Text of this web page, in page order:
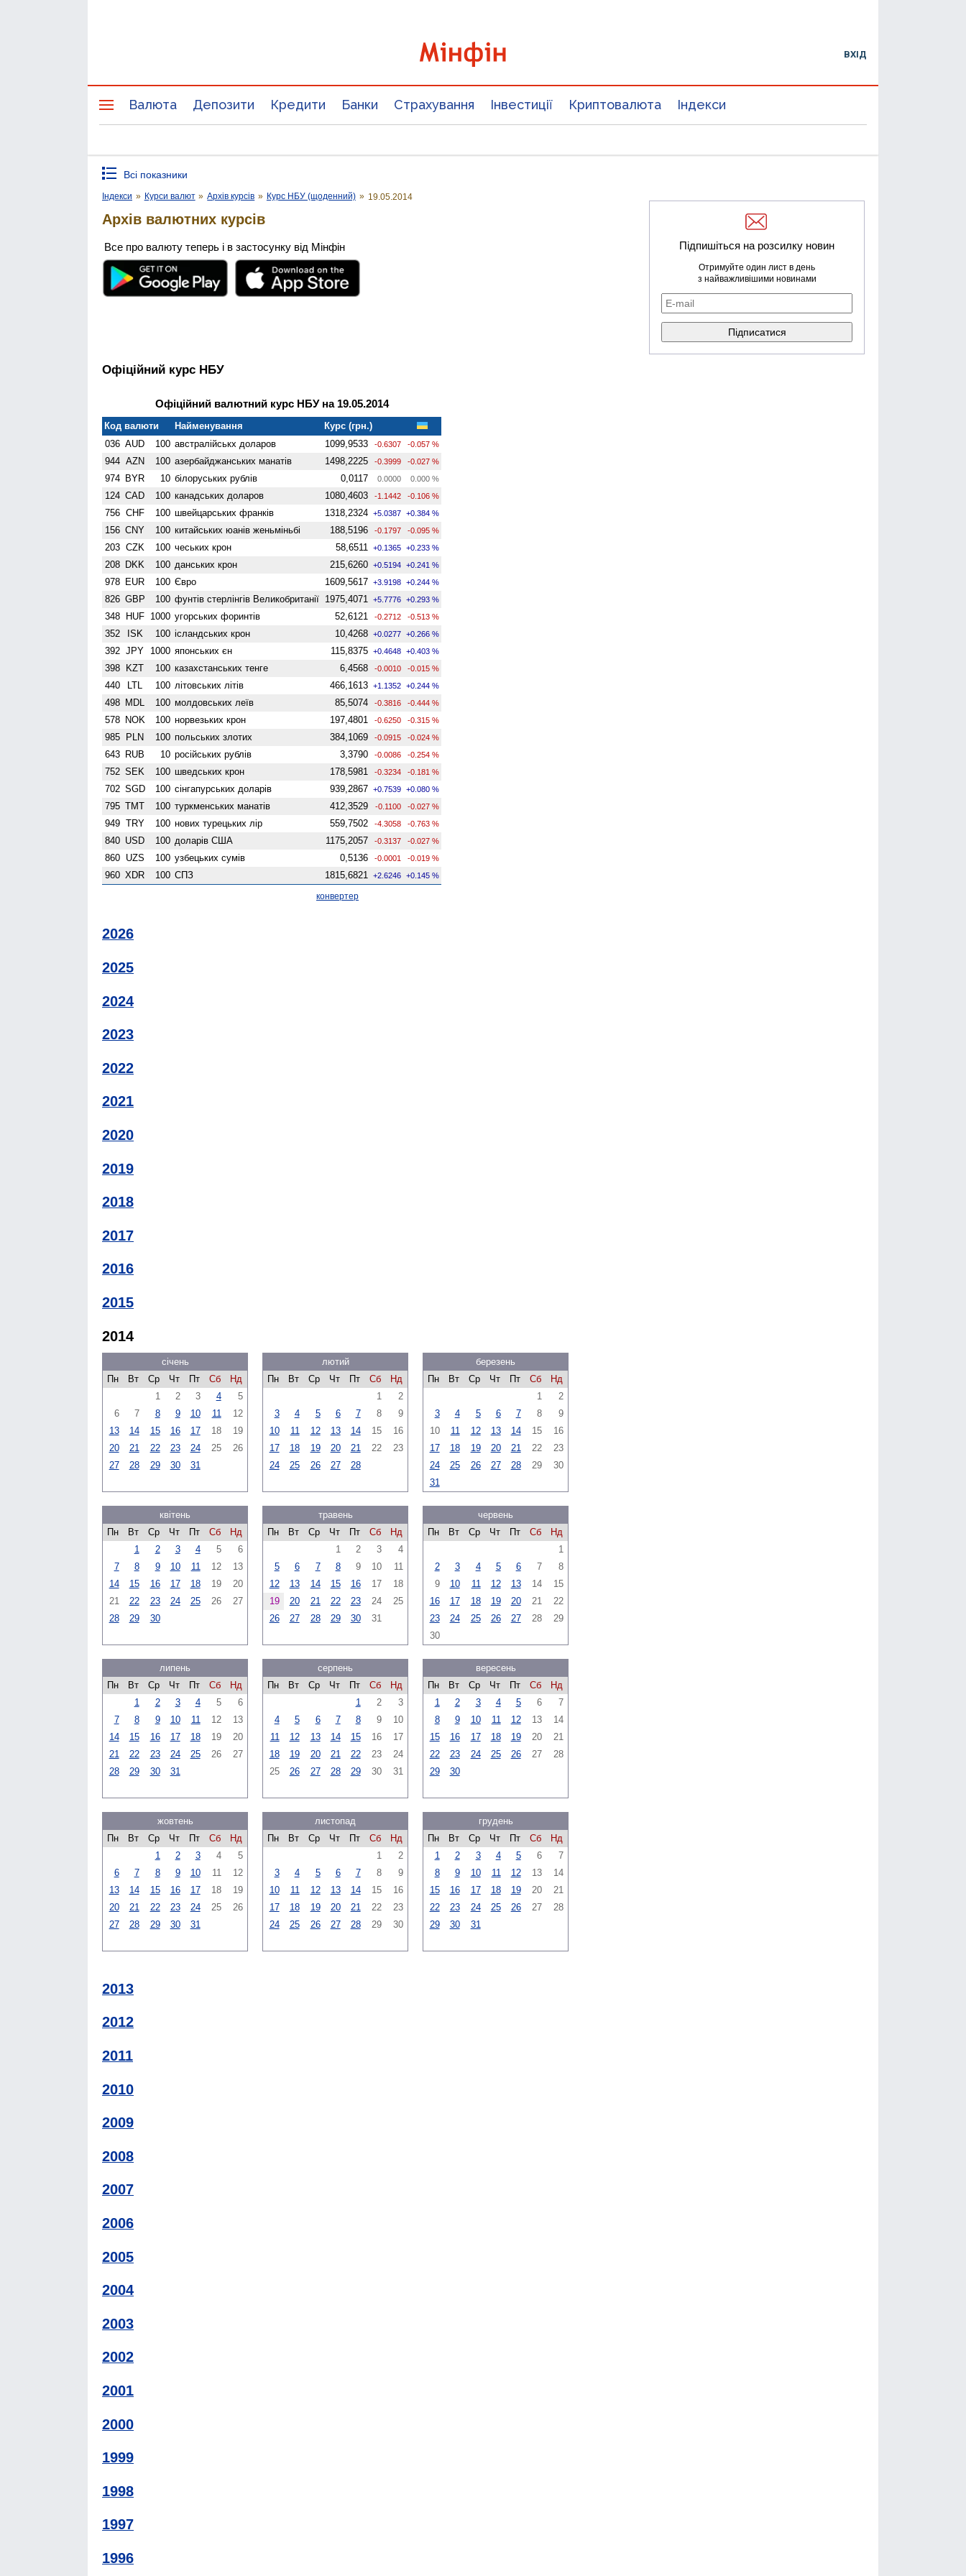
ВХІД
Валюта Депозити Кредити Банки Страхування Інвестиції Криптовалюта Індекси
Всі показники
Індекси » Курси валют » Архів курсів » Курс НБУ (щоденний) » 19.05.2014
Архів валютних курсів
Все про валюту теперь і в застосунку від Мінфін
Офіційний курс НБУ
Офіційний валютний курс НБУ на 19.05.2014
Код валюти Найменування
Курс (грн.)
036 AUD 100 австралійськх доларов 1099,9533 -0.6307 -0.057 %
944 AZN 100 азербайджанських манатів 1498,2225 -0.3999 -0.027 %
974 BYR 10 білоруських рублів 0,0117 0.0000 0.000 %
124 CAD 100 канадських доларов 1080,4603 -1.1442 -0.106 %
756 CHF 100 швейцарських франків 1318,2324 +5.0387 +0.384 %
156 CNY 100 китайських юанів женьмiньбi 188,5196 -0.1797 -0.095 %
203 CZK 100 чеських крон 58,6511 +0.1365 +0.233 %
208 DKK 100 данських крон 215,6260 +0.5194 +0.241 %
978 EUR 100 Євро 1609,5617 +3.9198 +0.244 %
826 GBP 100 фунтів стерлінгів Велико­британії 1975,4071 +5.7776 +0.293 %
348 HUF 1000 угорських форинтів 52,6121 -0.2712 -0.513 %
352 ISK 100 ісландських крон 10,4268 +0.0277 +0.266 %
392 JPY 1000 японських єн 115,8375 +0.4648 +0.403 %
398 KZT 100 казахстанських тенге 6,4568 -0.0010 -0.015 %
440 LTL 100 літовських літів 466,1613 +1.1352 +0.244 %
498 MDL 100 молдовських леїв 85,5074 -0.3816 -0.444 %
578 NOK 100 норвезьких крон 197,4801 -0.6250 -0.315 %
985 PLN 100 польських злотих 384,1069 -0.0915 -0.024 %
643 RUB 10 російських рублів 3,3790 -0.0086 -0.254 %
752 SEK 100 шведських крон 178,5981 -0.3234 -0.181 %
702 SGD 100 сінгапурських доларів 939,2867 +0.7539 +0.080 %
795 TMT 100 туркменських манатів 412,3529 -0.1100 -0.027 %
949 TRY 100 нових турецьких лір 559,7502 -4.3058 -0.763 %
840 USD 100 доларів США 1175,2057 -0.3137 -0.027 %
860 UZS 100 узбецьких сумів 0,5136 -0.0001 -0.019 %
960 XDR 100 СПЗ 1815,6821 +2.6246 +0.145 %
конвертер
2026
2025
2024
2023
2022
2021
2020
2019
2018
2017
2016
2015
2014
січень
Пн
Вт Ср Чт Пт Сб
Нд
1
2 3 4
5
6
7 8 9 10 11
12
13
14 15 16 17 18
19
20
21 22 23 24 25
26
27
28 29 30 31
лютий
Пн
Вт Ср Чт Пт Сб
Нд
1
2
3
4 5 6 7 8
9
10
11 12 13 14 15
16
17
18 19 20 21 22
23
24
25 26 27 28
березень
Пн
Вт Ср Чт Пт Сб
Нд
1
2
3
4 5 6 7 8
9
10
11 12 13 14 15
16
17
18 19 20 21 22
23
24
25 26 27 28 29
30
31
квітень
Пн
Вт Ср Чт Пт Сб
Нд
1
2 3 4 5
6
7
8 9 10 11 12
13
14
15 16 17 18 19
20
21
22 23 24 25 26
27
28
29 30
травень
Пн
Вт Ср Чт Пт Сб
Нд
1
2 3
4
5
6 7 8 9 10
11
12
13 14 15 16 17
18
19
20 21 22 23 24
25
26
27 28 29 30 31
червень
Пн
Вт Ср Чт Пт Сб
Нд
1
2
3 4 5 6 7
8
9
10 11 12 13 14
15
16
17 18 19 20 21
22
23
24 25 26 27 28
29
30
липень
Пн
Вт Ср Чт Пт Сб
Нд
1
2 3 4 5
6
7
8 9 10 11 12
13
14
15 16 17 18 19
20
21
22 23 24 25 26
27
28
29 30 31
серпень
Пн
Вт Ср Чт Пт Сб
Нд
1
2
3
4
5 6 7 8 9
10
11
12 13 14 15 16
17
18
19 20 21 22 23
24
25
26 27 28 29 30 31
вересень
Пн
Вт Ср Чт Пт Сб
Нд
1
2 3 4 5 6
7
8
9 10 11 12 13
14
15
16 17 18 19 20
21
22
23 24 25 26 27
28
29
30
жовтень
Пн
Вт Ср Чт Пт Сб
Нд
1
2 3 4
5
6
7 8 9 10 11
12
13
14 15 16 17 18
19
20
21 22 23 24 25
26
27
28 29 30 31
листопад
Пн
Вт Ср Чт Пт Сб
Нд
1
2
3
4 5 6 7 8
9
10
11 12 13 14 15
16
17
18 19 20 21 22
23
24
25 26 27 28 29 30
грудень
Пн
Вт Ср Чт Пт Сб
Нд
1
2 3 4 5 6
7
8
9 10 11 12 13
14
15
16 17 18 19 20
21
22
23 24 25 26 27
28
29
30 31
2013
2012
2011
2010
2009
2008
2007
2006
2005
2004
2003
2002
2001
2000
1999
1998
1997
1996
Підпишіться на розсилку новин
Отримуйте один лист в день
з найважливішими новинами